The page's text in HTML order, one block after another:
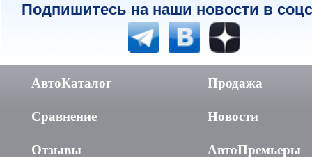
Подпишитесь на наши новости в
АвтоКаталог
Сравнение
Отзывы
Продажа
Новости
АвтоПремьеры